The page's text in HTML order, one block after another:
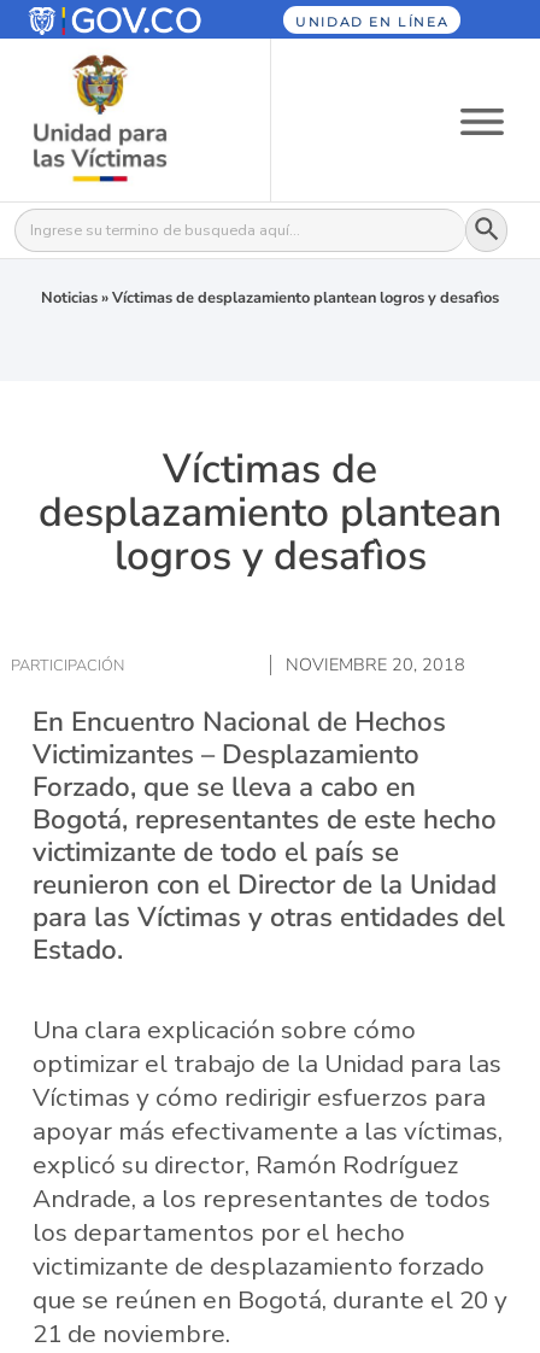
UNIDAD EN LÍNEA
Buscar: Botón
Noticias»Víctimas de desplazamiento plantean logros y desafìos
Víctimas de
desplazamiento plantean
logros y desafìos
PARTICIPACIÓN NOVIEMBRE 20, 2018
En Encuentro Nacional de Hechos
Victimizantes – Desplazamiento
Forzado, que se lleva a cabo en
Bogotá, representantes de este hecho
victimizante de todo el país se
reunieron con el Director de la Unidad
para las Víctimas y otras entidades del
Estado.
Una clara explicación sobre cómo
optimizar el trabajo de la Unidad para las
Víctimas y cómo redirigir esfuerzos para
apoyar más efectivamente a las víctimas,
explicó su director, Ramón Rodríguez
Andrade, a los representantes de todos
los departamentos por el hecho
victimizante de desplazamiento forzado
que se reúnen en Bogotá, durante el 20 y
21 de noviembre.